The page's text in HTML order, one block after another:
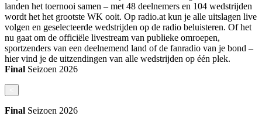
landen het toernooi samen – met 48 deelnemers en 104 wedstrijden
wordt het het grootste WK ooit. Op radio.at kun je alle uitslagen live
volgen en geselecteerde wedstrijden op de radio beluisteren. Of het
nu gaat om de officiële livestream van publieke omroepen,
sportzenders van een deelnemend land of de fanradio van je bond –
hier vind je de uitzendingen van alle wedstrijden op één plek.
Final Seizoen 2026
Final Seizoen 2026